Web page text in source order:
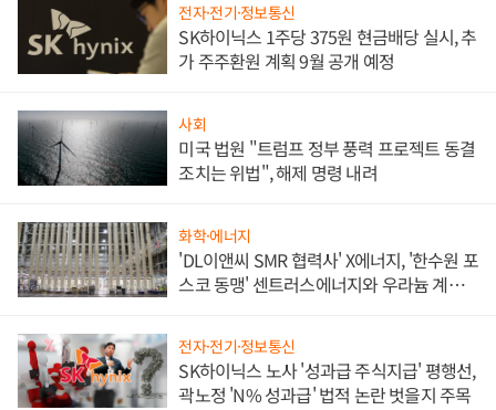
전자·전기·정보통신
SK하이닉스 1주당 375원 현금배당 실시, 추
가 주주환원 계획 9월 공개 예정
사회
미국 법원 "트럼프 정부 풍력 프로젝트 동결
조치는 위법", 해제 명령 내려
화학·에너지
'DL이앤씨 SMR 협력사' X에너지, '한수원 포
스코 동맹' 센트러스에너지와 우라늄 계약
전자·전기·정보통신
SK하이닉스 노사 '성과급 주식지급' 평행선,
곽노정 'N% 성과급' 법적 논란 벗을지 주목